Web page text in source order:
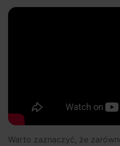
Warto zaznaczyć, że